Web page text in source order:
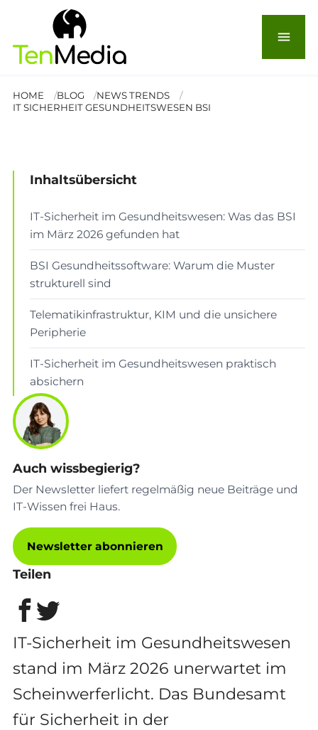
menu
HOME BLOG
NEWS TRENDS
IT SICHERHEIT GESUNDHEITSWESEN BSI
Gesundheitswesen: Warum
Software für Kliniken und
Praxen angreifbar bleibt
Inhaltsübersicht
IT-Sicherheit im Gesundheitswesen: Was das BSI
im März 2026 gefunden hat
BSI Gesundheitssoftware: Warum die Muster
strukturell sind
Telematikinfrastruktur, KIM und die unsichere
Peripherie
IT-Sicherheit im Gesundheitswesen praktisch
absichern
Auch wissbegierig?
Der Newsletter liefert regelmäßig neue Beiträge und
IT-Wissen frei Haus.
Newsletter abonnieren
Teilen
IT-Sicherheit im Gesundheitswesen
stand im März 2026 unerwartet im
Scheinwerferlicht. Das Bundesamt
für Sicherheit in der